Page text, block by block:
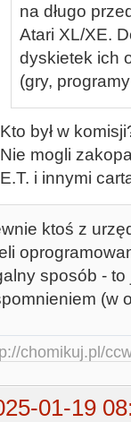
na długo
Atari XL/XE.
dyskietek ich
(gry,
Kto był w
Nie mogli
E.T. i innymi
ktoś z
sposób - to
(w
chomikuj.pl/
01-19